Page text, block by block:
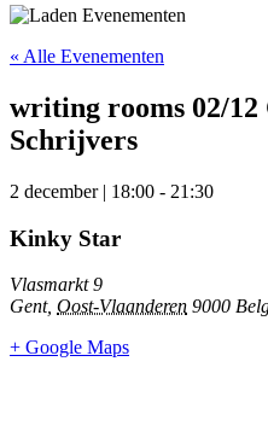
« Alle Evenementen
writing rooms 02/
Schrijvers
2 december | 18:00 - 21:30
Kinky Star
Vlasmarkt 9
Gent, Oost-Vlaanderen 9000
+ Google Maps